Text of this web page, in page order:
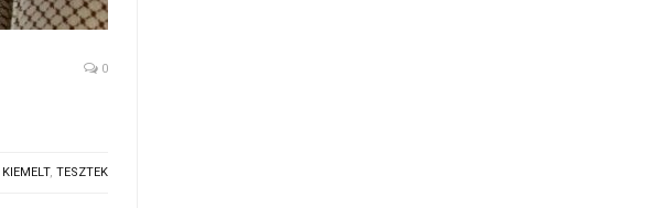
0
KIEMELT, TESZTEK